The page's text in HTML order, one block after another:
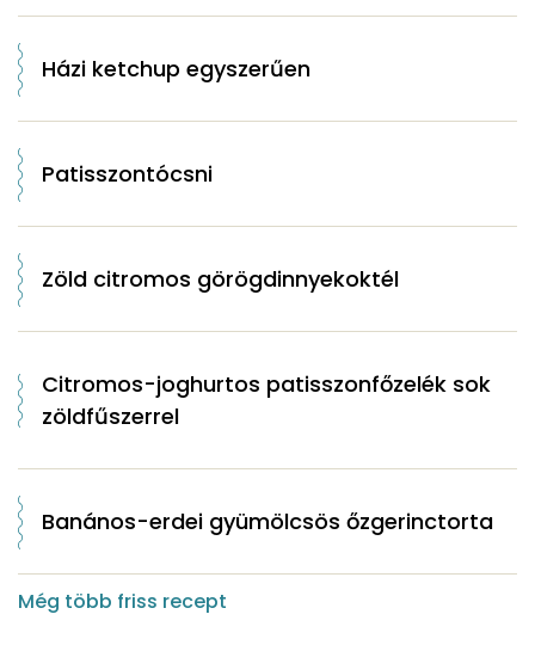
Házi ketchup egyszerűen
Patisszontócsni
Zöld citromos görögdinnyekoktél
Citromos-joghurtos patisszonfőzelék sok
zöldfűszerrel
Banános-erdei gyümölcsös őzgerinctorta
Még több friss recept